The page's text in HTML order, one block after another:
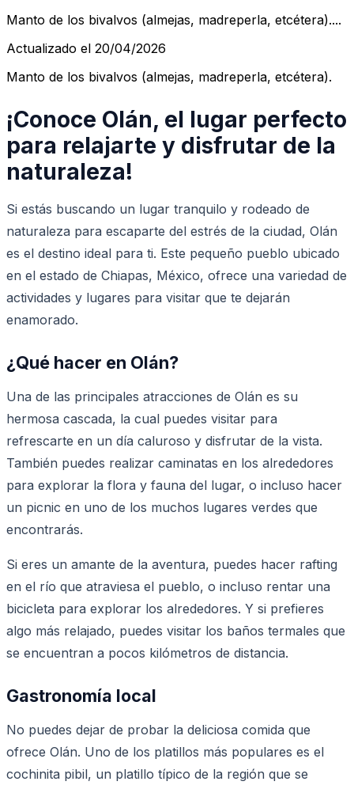
Manto de los bivalvos (almejas, madreperla, etcétera)....
Actualizado el 20/04/2026
Manto de los bivalvos (almejas, madreperla, etcétera).
¡Conoce Olán, el lugar perfecto
para relajarte y disfrutar de la
naturaleza!
Si estás buscando un lugar tranquilo y rodeado de
naturaleza para escaparte del estrés de la ciudad, Olán
es el destino ideal para ti. Este pequeño pueblo ubicado
en el estado de Chiapas, México, ofrece una variedad de
actividades y lugares para visitar que te dejarán
enamorado.
¿Qué hacer en Olán?
Una de las principales atracciones de Olán es su
hermosa cascada, la cual puedes visitar para
refrescarte en un día caluroso y disfrutar de la vista.
También puedes realizar caminatas en los alrededores
para explorar la flora y fauna del lugar, o incluso hacer
un picnic en uno de los muchos lugares verdes que
encontrarás.
Si eres un amante de la aventura, puedes hacer rafting
en el río que atraviesa el pueblo, o incluso rentar una
bicicleta para explorar los alrededores. Y si prefieres
algo más relajado, puedes visitar los baños termales que
se encuentran a pocos kilómetros de distancia.
Gastronomía local
No puedes dejar de probar la deliciosa comida que
ofrece Olán. Uno de los platillos más populares es el
cochinita pibil, un platillo típico de la región que se